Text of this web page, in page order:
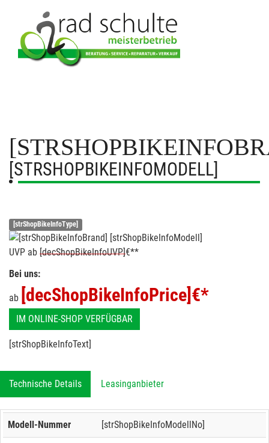
[STRSHOPBIKEINFOMODELL]
[strShopBikeInfoType]
UVP ab [decShopBikeInfoUVP]€**
Bei uns:
ab [decShopBikeInfoPrice] €*
IM ONLINE-SHOP VERFÜGBAR
[strShopBikeInfoText]
Technische Details Leasinganbieter
Modell-Nummer [strShopBikeInfoModellNo]